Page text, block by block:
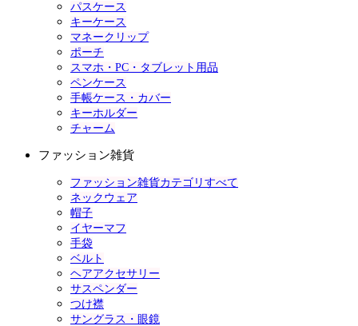
パスケース
キーケース
マネークリップ
ポーチ
スマホ・PC・タブレット用品
ペンケース
手帳ケース・カバー
キーホルダー
チャーム
ファッション雑貨
ファッション雑貨カテゴリすべて
ネックウェア
帽子
イヤーマフ
手袋
ベルト
ヘアアクセサリー
サスペンダー
つけ襟
サングラス・眼鏡